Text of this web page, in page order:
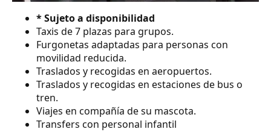
* Sujeto a disponibilidad
Taxis de 7 plazas para grupos.
Furgonetas adaptadas para personas con
movilidad reducida.
Traslados y recogidas en aeropuertos.
Traslados y recogidas en estaciones de bus o
tren.
Viajes en compañía de su mascota.
Transfers con personal infantil